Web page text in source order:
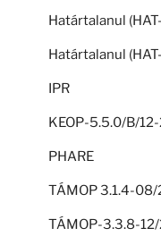
Határtalanul
Határtalanul
IPR
KEOP-5.5.0/B/
PHARE
TÁMOP 3.1.4-
TÁMOP-3.3.8-